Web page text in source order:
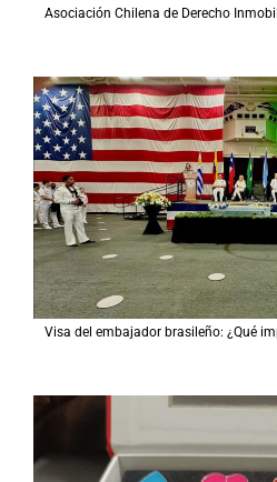
Asociación Chilena de Derecho
Visa del embajador brasileño: ¿Qué